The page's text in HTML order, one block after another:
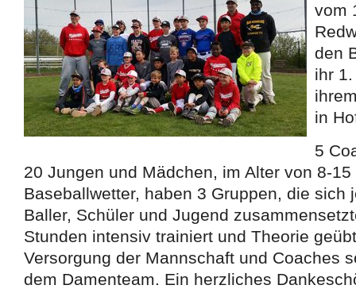
vom
den
ihr
in
5
20 Jungen und Mädchen, im Alter von 8-
Baseballwetter, haben 3 Gruppen, die sich
Baller, Schüler und Jugend
Stunden intensiv trainiert und Theorie
Versorgung der Mannschaft und Coaches
dem Damenteam. Ein herzliches